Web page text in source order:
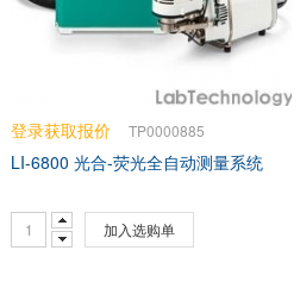
登录获取报价 TP0000885
LI-6800 光合-荧光全自动测量系统
加入选购单